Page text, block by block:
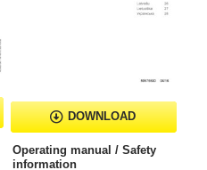
DOWNLOAD
Operating manual / Safety
information